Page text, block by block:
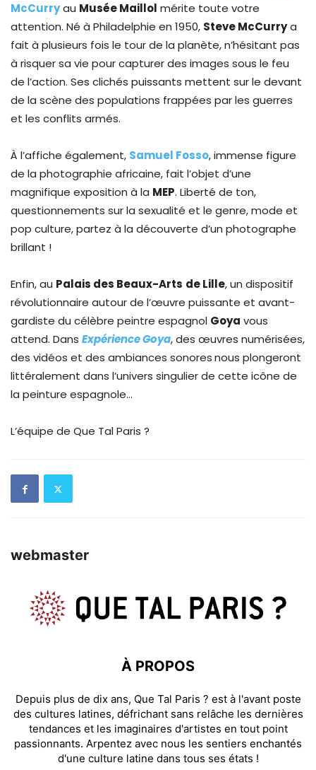
McCurryau Musée Maillol mérite toute votre
attention. Né à Philadelphie en 1950, Steve McCurrya
fait à plusieurs fois le tour de la planète, n’hésitant pas
à risquer sa vie pour capturer des images sous le feu
de l’action. Ses clichés puissants mettent sur le devant
de la scène des populations frappées par les guerres
et les conflits armés.
À l’affiche également, Samuel Fosso, immense figure
de la photographie africaine, fait l’objet d’une
magnifique exposition à la MEP. Liberté de ton,
questionnements sur la sexualité et le genre, mode et
pop culture, partez à la découverte d’un photographe
brillant !
Enfin, au Palais des Beaux-Arts de Lille, un dispositif
révolutionnaire autour de l’œuvre puissante et avant-
gardiste du célèbre peintre espagnol Goya vous
attend. Dans Expérience Goya, des œuvres numérisées,
des vidéos et des ambiances sonoresnous plongeront
littéralement dans l’univers singulier de cette icône de
la peinture espagnole…
L’équipe de Que Tal Paris ?
webmaster
À PROPOS
Depuis plus de dix ans, Que Tal Paris ? est à l'avant poste
des cultures latines, défrichant sans relâche les dernières
tendances et les imaginaires d'artistes en tout point
passionnants. Arpentez avec nous les sentiers enchantés
d'une culture latine dans tous ses états !